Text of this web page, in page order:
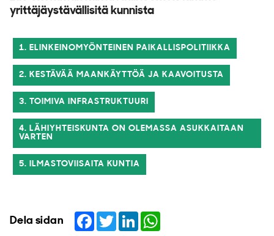
yrittäjäystävällisitä kunnista
1. ELINKEINOMYÖNTEINEN PAIKALLISPOLITIIKKA
2. KESTÄVÄÄ MAANKÄYTTÖÄ JA KAAVOITUSTA
3. TOIMIVA INFRASTRUKTUURI
4. LÄHIYHTEISKUNTA ON OLEMASSA ASUKKAITAAN
VARTEN
5. ILMASTOVIISAITA KUNTIA
Dela sidan Facebook
TwitterLinkedIn